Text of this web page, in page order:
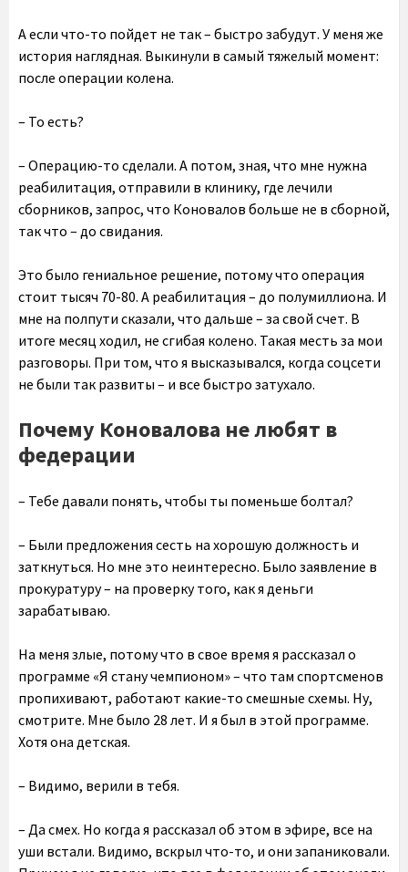
А если что-то пойдет не так – быстро забудут. У меня же
история наглядная. Выкинули в самый тяжелый момент:
после операции колена.
– То есть?
– Операцию-то сделали. А потом, зная, что мне нужна
реабилитация, отправили в клинику, где лечили
сборников, запрос, что Коновалов больше не в сборной,
так что – до свидания.
Это было гениальное решение, потому что операция
стоит тысяч 70-80. А реабилитация – до полумиллиона. И
мне на полпути сказали, что дальше – за свой счет. В
итоге месяц ходил, не сгибая колено. Такая месть за мои
разговоры. При том, что я высказывался, когда соцсети
не были так развиты – и все быстро затухало.
Почему Коновалова не любят в
федерации
– Тебе давали понять, чтобы ты поменьше болтал?
– Были предложения сесть на хорошую должность и
заткнуться. Но мне это неинтересно. Было заявление в
прокуратуру – на проверку того, как я деньги
зарабатываю.
На меня злые, потому что в свое время я рассказал о
программе «Я стану чемпионом» – что там спортсменов
пропихивают, работают какие-то смешные схемы. Ну,
смотрите. Мне было 28 лет. И я был в этой программе.
Хотя она детская.
– Видимо, верили в тебя.
– Да смех. Но когда я рассказал об этом в эфире, все на
уши встали. Видимо, вскрыл что-то, и они запаниковали.